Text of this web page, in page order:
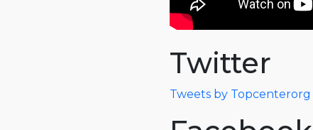
Twitter
Tweets by Topcenterorg